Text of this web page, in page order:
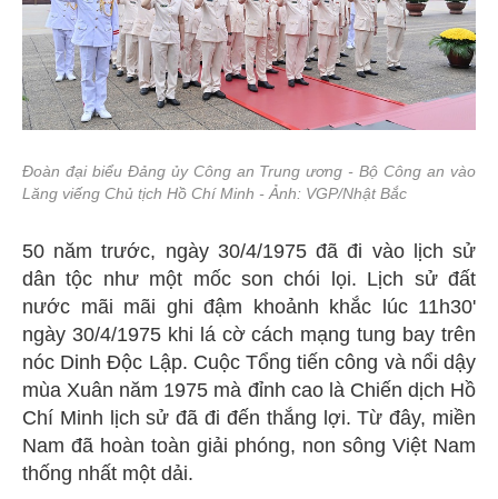
Đoàn đại biểu Đảng ủy Công an Trung ương - Bộ Công an vào
Lăng viếng Chủ tịch Hồ Chí Minh - Ảnh: VGP/Nhật Bắc
50 năm trước, ngày 30/4/1975 đã đi vào lịch sử
dân tộc như một mốc son chói lọi. Lịch sử đất
nước mãi mãi ghi đậm khoảnh khắc lúc 11h30'
ngày 30/4/1975 khi lá cờ cách mạng tung bay trên
nóc Dinh Độc Lập. Cuộc Tổng tiến công và nổi dậy
mùa Xuân năm 1975 mà đỉnh cao là Chiến dịch Hồ
Chí Minh lịch sử đã đi đến thắng lợi. Từ đây, miền
Nam đã hoàn toàn giải phóng, non sông Việt Nam
thống nhất một dải.